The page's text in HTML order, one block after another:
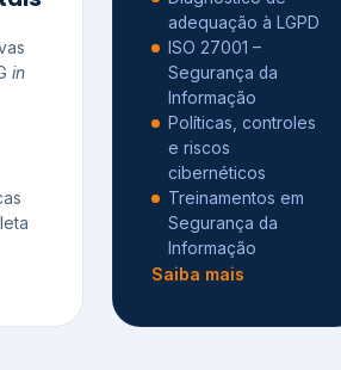
in
adequação à LGPD
ISO 27001 –
Segurança da
Informação
Políticas, controles
e riscos
cibernéticos
Treinamentos em
Segurança da
Informação
Saiba mais